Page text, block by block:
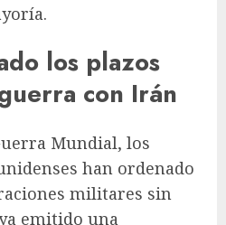
los plazos
con Irán
Mundial, los
han ordenado
militares sin
emitido una